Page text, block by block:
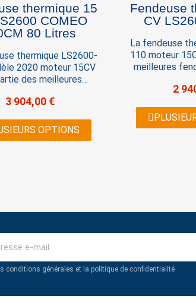
thermique 15
COMEO
80 Litres
thermique LS2600-
2020 moteur 15CV
des meilleures
fendeuse thermique
vie par sa conception
Manuel Force
3 904,00 €
OPTIONS
Fendeuse
CV
La fendeuse
110 moteur
meilleures
thermique
conception
Manuel Force
2
conditions générales et la politique de confidentialité